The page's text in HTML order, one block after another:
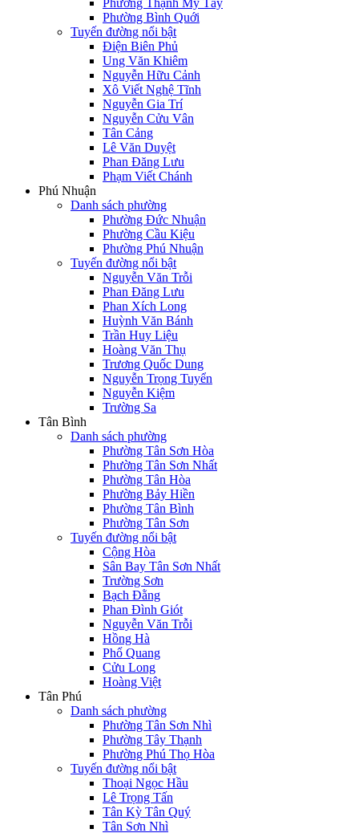
Phường Thạnh Mỹ Tây
Phường Bình Quới
Tuyến đường nổi bật
Điện Biên Phủ
Ung Văn Khiêm
Nguyễn Hữu Cảnh
Xô Viết Nghệ Tĩnh
Nguyễn Gia Trí
Nguyễn Cửu Vân
Tân Cảng
Lê Văn Duyệt
Phan Đăng Lưu
Phạm Viết Chánh
Phú Nhuận
Danh sách phường
Phường Đức Nhuận
Phường Cầu Kiệu
Phường Phú Nhuận
Tuyến đường nổi bật
Nguyễn Văn Trỗi
Phan Đăng Lưu
Phan Xích Long
Huỳnh Văn Bánh
Trần Huy Liệu
Hoàng Văn Thụ
Trương Quốc Dung
Nguyễn Trọng Tuyển
Nguyễn Kiệm
Trường Sa
Tân Bình
Danh sách phường
Phường Tân Sơn Hòa
Phường Tân Sơn Nhất
Phường Tân Hòa
Phường Bảy Hiền
Phường Tân Bình
Phường Tân Sơn
Tuyến đường nổi bật
Cộng Hòa
Sân Bay Tân Sơn Nhất
Trường Sơn
Bạch Đằng
Phan Đình Giót
Nguyễn Văn Trỗi
Hồng Hà
Phổ Quang
Cửu Long
Hoàng Việt
Tân Phú
Danh sách phường
Phường Tân Sơn Nhì
Phường Tây Thạnh
Phường Phú Thọ Hòa
Tuyến đường nổi bật
Thoại Ngọc Hầu
Lê Trọng Tấn
Tân Kỳ Tân Quý
Tân Sơn Nhì